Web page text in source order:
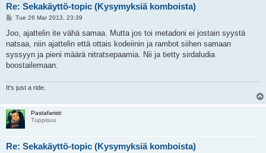
Re: Sekakäyttö-topic (Kysymyksiä komboista)
P
s
Tue 26 Mar 2013, 23:39
Joo, ajattelin ite vähä samaa. Mutta jos toi metadoni ei jostain syystä
natsaa, niin ajattelin että ottais kodeiinin ja rambot siihen samaan
syssyyn ja pieni määrä nitratsepaamia. Nii ja tietty sirdaludia
boostailemaan.
It's just a ride.
Pastafaristi
Tuppisuu
Re: Sekakäyttö-topic (Kysymyksiä komboista)